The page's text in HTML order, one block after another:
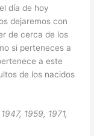
día de hoy
dejaremos con
de cerca de los
si perteneces a
a este
de los nacidos
1959, 1971,